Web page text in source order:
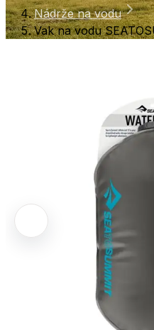
Nádrže na vodu
Vak na vodu